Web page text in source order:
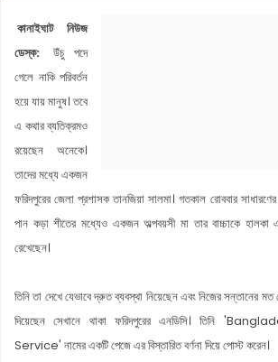
কানাইঘাট নিউজ
ডেস্ক:
উঁচু পদে
গেলে নাকি পরিবর্তন
হয়ে যায় মানুষ। তবে
এ কথার ব্যতিক্রমও
রয়েছেন অনেকে।
তাদের মধ্যে একজন
ফরিদপুরের জেলা প্রশাসক তানজিয়া সালমা। গতকাল রোববার
পান কড়া শীতের মধ্যেও একজন অল্পবয়সী মা তার বাচ্চাকে হালকা
রেখেছেন।
তিনি তা দেখে যেভাবে দ্রুত ব্যবস্থা নিয়েছেন এবং নিজের সন্তানের
দিয়েছেন সেখানে থাকা ফরিদপুরের এনডিসি। তিনি
Service' নামের একটি পেজে এর বিস্তারিত বর্ণনা দিয়ে পোস্ট করেন।